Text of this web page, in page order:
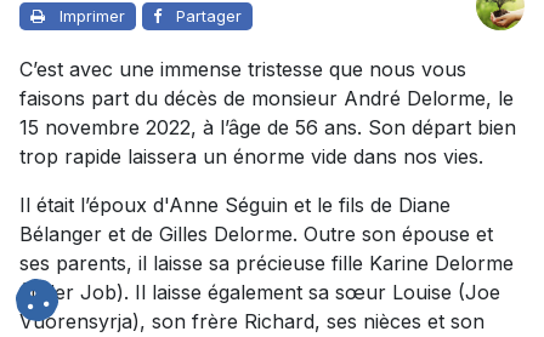
Imprimer Partager
C’est avec une immense tristesse que nous vous
faisons part du décès de monsieur André Delorme, le
15 novembre 2022, à l’âge de 56 ans. Son départ bien
trop rapide laissera un énorme vide dans nos vies.
Il était l’époux d'Anne Séguin et le fils de Diane
Bélanger et de Gilles Delorme. Outre son épouse et
ses parents, il laisse sa précieuse fille Karine Delorme
(Tyler Job). Il laisse également sa sœur Louise (Joe
Vuorensyrja), son frère Richard, ses nièces et son